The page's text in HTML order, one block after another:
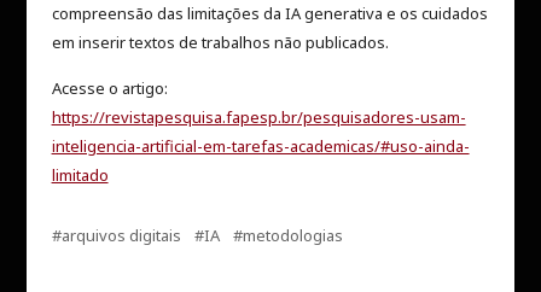
compreensão das limitações da IA generativa e os cuidados
em inserir textos de trabalhos não publicados.
Acesse o artigo:
https://revistapesquisa.fapesp.br/pesquisadores-usam-
inteligencia-artificial-em-tarefas-academicas/#uso-ainda-
limitado
arquivos digitais IA metodologias